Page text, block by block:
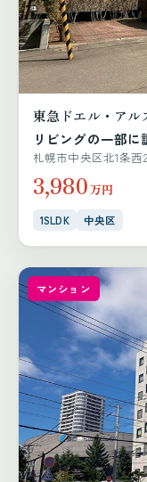
東急ドエル・アル
リビングの一部
札幌市中央区北1条西
3,980万円
1SLDK 中央区
マンション